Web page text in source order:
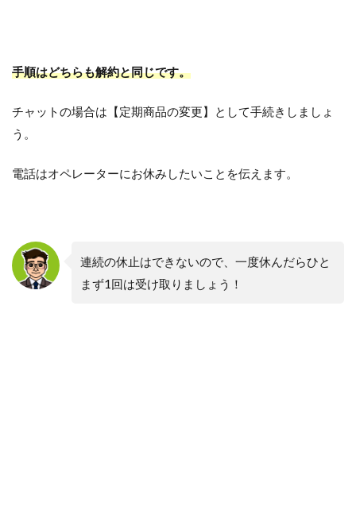
手順はどちらも解約と同じです。
チャットの場合は【定期商品の変更】として手続きしましょ
う。
電話はオペレーターにお休みしたいことを伝えます。
連続の休止はできないので、一度休んだらひと
まず1回は受け取りましょう！